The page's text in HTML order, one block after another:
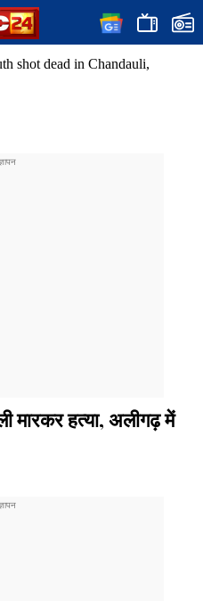
shot dead in Chandauli,
मारकर हत्या, अलीगढ़ में